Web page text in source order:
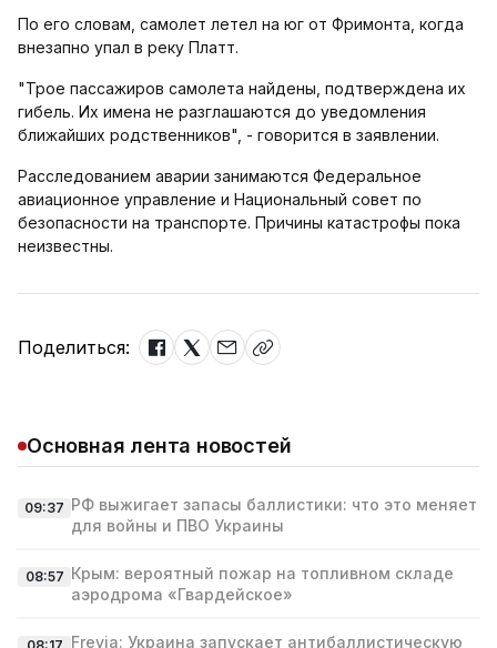
По его словам, самолет летел на юг от Фримонта, когда
внезапно упал в реку Платт.
"Трое пассажиров самолета найдены, подтверждена их
гибель. Их имена не разглашаются до уведомления
ближайших родственников", - говорится в заявлении.
Расследованием аварии занимаются Федеральное
авиационное управление и Национальный совет по
безопасности на транспорте. Причины катастрофы пока
неизвестны.
Поделиться:
Основная лента новостей
09:37 РФ выжигает запасы баллистики: что это меняет
для войны и ПВО Украины
08:57 Крым: вероятный пожар на топливном складе
аэродрома «Гвардейское»
Freyja: Украина запускает антибаллистическую